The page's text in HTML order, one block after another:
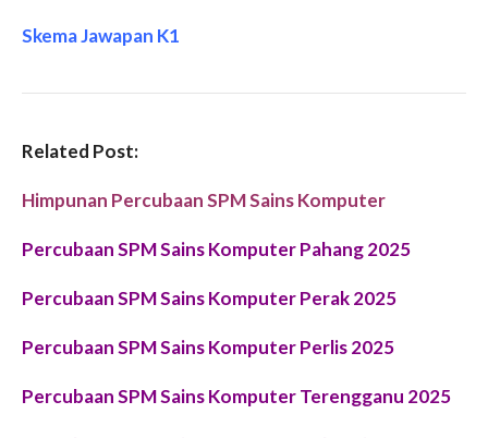
Skema Jawapan K1
Related Post:
Himpunan Percubaan SPM Sains Komputer
Percubaan SPM Sains Komputer Pahang 2025
Percubaan SPM Sains Komputer Perak 2025
Percubaan SPM Sains Komputer Perlis 2025
Percubaan SPM Sains Komputer Terengganu 2025